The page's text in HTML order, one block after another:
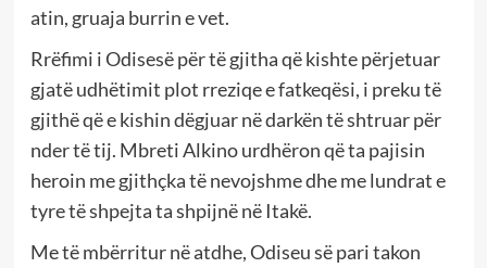
atin, gruaja burrin e vet.
Rrëfimi i Odisesë për të gjitha që kishte përjetuar
gjatë udhëtimit plot rreziqe e fatkeqësi, i preku të
gjithë që e kishin dëgjuar në darkën të shtruar për
nder të tij. Mbreti Alkino urdhëron që ta pajisin
heroin me gjithçka të nevojshme dhe me lundrat e
tyre të shpejta ta shpijnë në Itakë.
Me të mbërritur në atdhe, Odiseu së pari takon